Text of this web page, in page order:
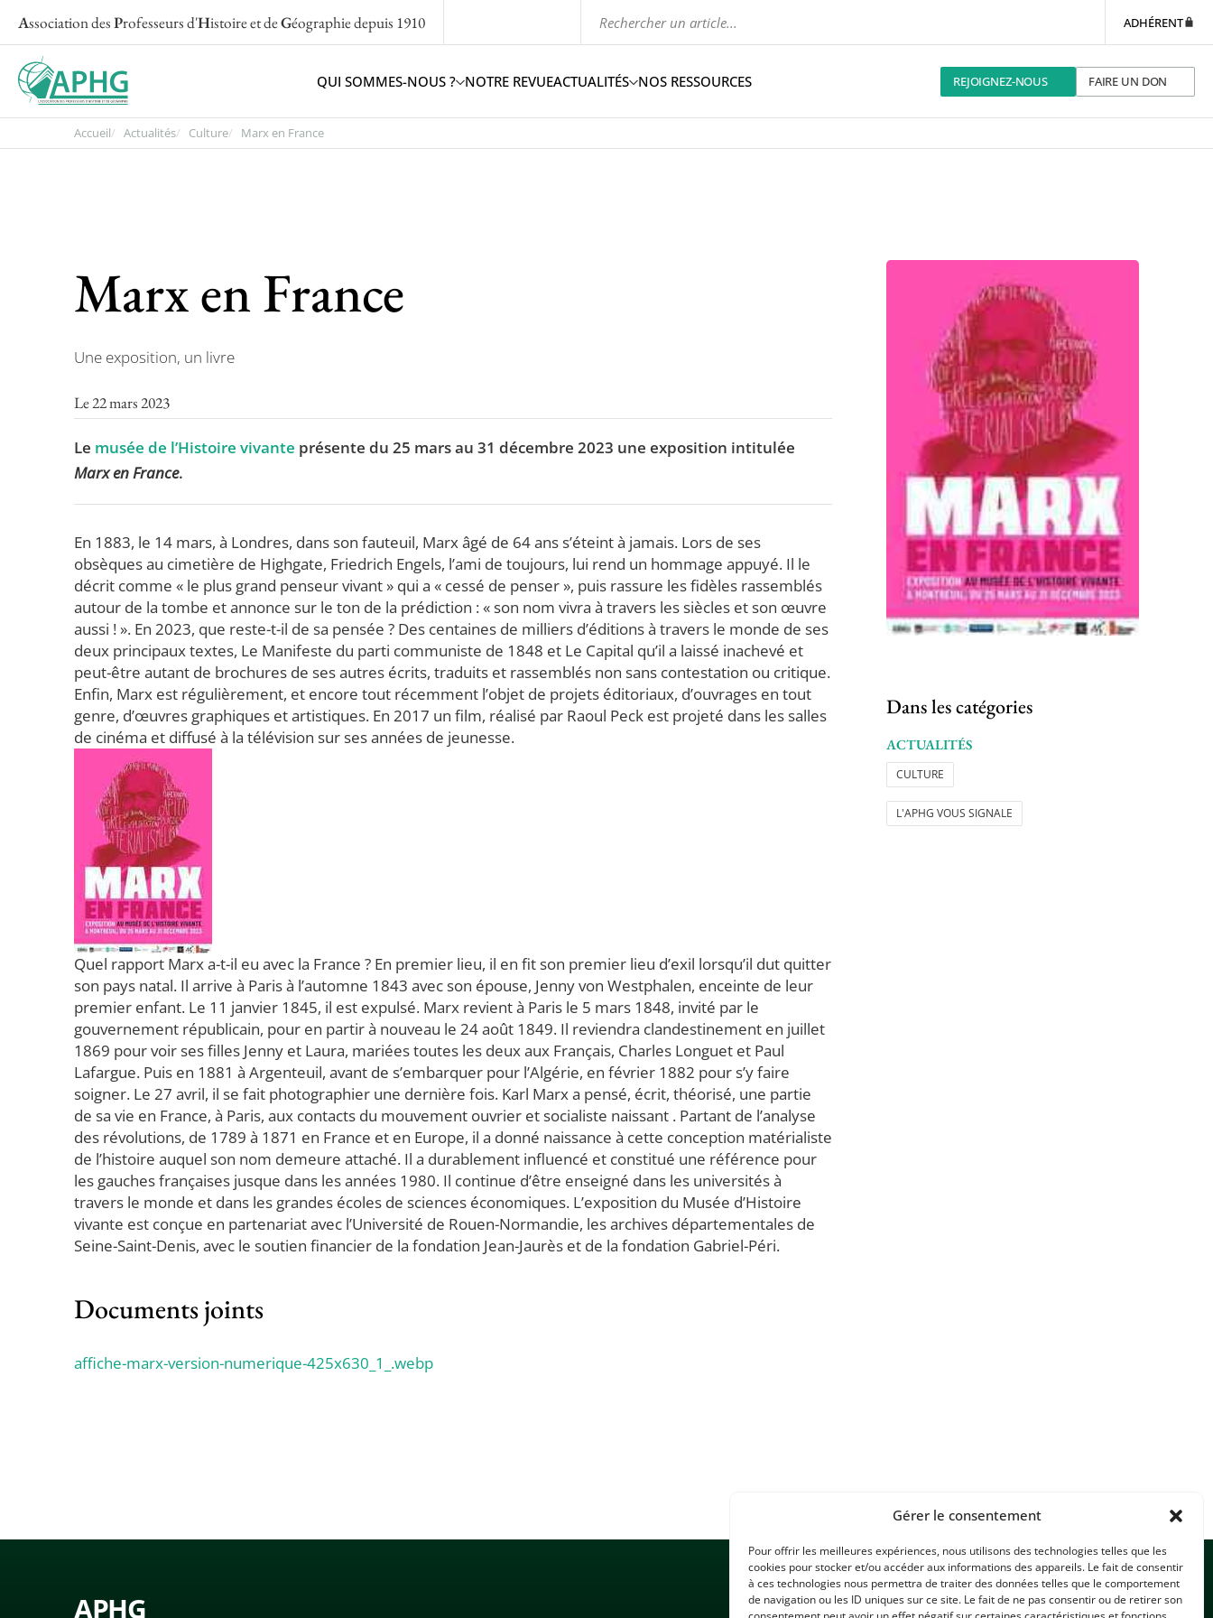
Gérer le consentement
Pour offrir les meilleures expériences, nous utilisons des technologies telles que les
cookies pour stocker et/ou accéder aux informations des appareils. Le fait de consentir
à ces technologies nous permettra de traiter des données telles que le comportement
de navigation ou les ID uniques sur ce site. Le fait de ne pas consentir ou de retirer son
Association desProfesseurs d'Histoire et deGéographiedepuis 1910 ADHÉRENT
QUI SOMMES-NOUS ? NOTRE REVUEACTUALITÉS NOS RESSOURCES REJOIGNEZ-NOUS FAIRE UN DON
Accueil Actualités Culture Marx en France
Marx en France
Une exposition, un livre
Le 22 mars 2023
Le musée de l’Histoire vivante présente du 25 mars au 31 décembre 2023 une exposition intitulée
Marx en France.
En 1883, le 14 mars, à Londres, dans son fauteuil, Marx âgé de 64 ans s’éteint à jamais. Lors de ses
obsèques au cimetière de Highgate, Friedrich Engels, l’ami de toujours, lui rend un hommage appuyé. Il le
décrit comme « le plus grand penseur vivant » qui a « cessé de penser », puis rassure les fidèles rassemblés
autour de la tombe et annonce sur le ton de la prédiction : « son nom vivra à travers les siècles et son œuvre
aussi ! ». En 2023, que reste-t-il de sa pensée ? Des centaines de milliers d’éditions à travers le monde de ses
deux principaux textes, Le Manifeste du parti communiste de 1848 et Le Capital qu’il a laissé inachevé et
peut-être autant de brochures de ses autres écrits, traduits et rassemblés non sans contestation ou critique.
Enfin, Marx est régulièrement, et encore tout récemment l’objet de projets éditoriaux, d’ouvrages en tout
genre, d’œuvres graphiques et artistiques. En 2017 un film, réalisé par Raoul Peck est projeté dans les salles
de cinéma et diffusé à la télévision sur ses années de jeunesse.
Quel rapport Marx a-t-il eu avec la France ? En premier lieu, il en fit son premier lieu d’exil lorsqu’il dut quitter
son pays natal. Il arrive à Paris à l’automne 1843 avec son épouse, Jenny von Westphalen, enceinte de leur
premier enfant. Le 11 janvier 1845, il est expulsé. Marx revient à Paris le 5 mars 1848, invité par le
gouvernement républicain, pour en partir à nouveau le 24 août 1849. Il reviendra clandestinement en juillet
1869 pour voir ses filles Jenny et Laura, mariées toutes les deux aux Français, Charles Longuet et Paul
Lafargue. Puis en 1881 à Argenteuil, avant de s’embarquer pour l’Algérie, en février 1882 pour s’y faire
soigner. Le 27 avril, il se fait photographier une dernière fois. Karl Marx a pensé, écrit, théorisé, une partie
de sa vie en France, à Paris, aux contacts du mouvement ouvrier et socialiste naissant . Partant de l’analyse
des révolutions, de 1789 à 1871 en France et en Europe, il a donné naissance à cette conception matérialiste
de l’histoire auquel son nom demeure attaché. Il a durablement influencé et constitué une référence pour
les gauches françaises jusque dans les années 1980. Il continue d’être enseigné dans les universités à
travers le monde et dans les grandes écoles de sciences économiques. L’exposition du Musée d’Histoire
vivante est conçue en partenariat avec l’Université de Rouen-Normandie, les archives départementales de
Seine-Saint-Denis, avec le soutien financier de la fondation Jean-Jaurès et de la fondation Gabriel-Péri.
Documents joints
affiche-marx-version-numerique-425x630_1_.webp
Dans les catégories
ACTUALITÉS
CULTURE
L'APHG VOUS SIGNALE
APHG